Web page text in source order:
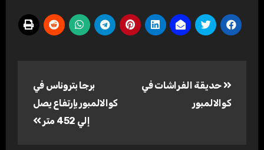
المقالات
حديقة الفراشات في
كوالالمبور
برجا بتروناس في
كوالالمبور بإرتفاع يصل
إلي 452 متر